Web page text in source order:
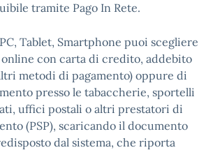
tramite Pago In Rete.
Tablet, Smartphone puoi scegliere
con carta di credito, addebito
metodi di pagamento) oppure di
presso le tabaccherie, sportelli
uffici postali o altri prestatori di
(PSP), scaricando il documento
dal sistema, che riporta